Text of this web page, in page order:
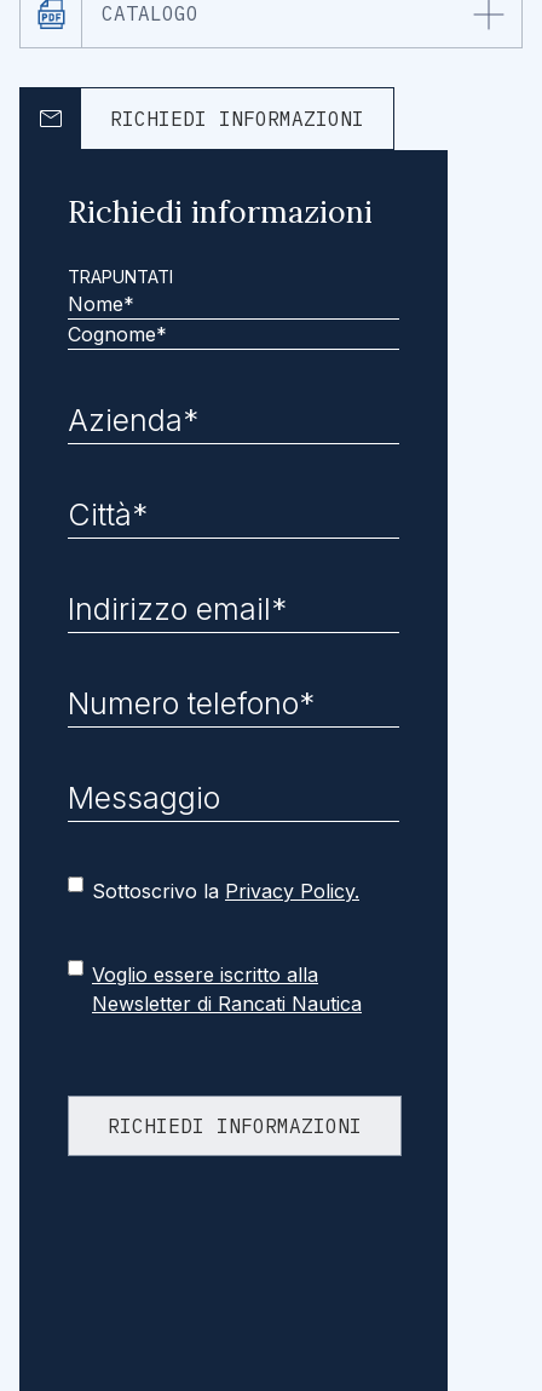
CATALOGO
RICHIEDI INFORMAZIONI
Richiedi informazioni
TRAPUNTATI
Nome
Sottoscrivo la Privacy Policy.
Voglio essere iscritto alla
Newsletter di Rancati Nautica